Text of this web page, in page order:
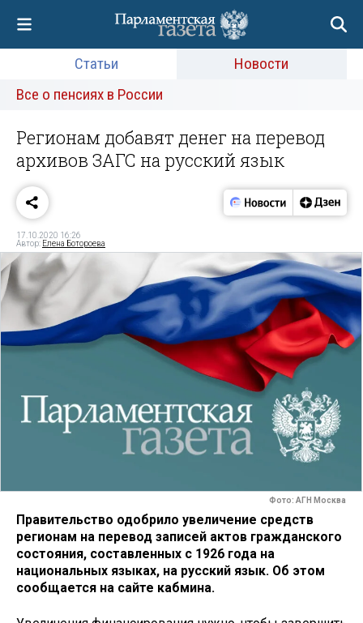
Статьи
Новости
Все о пенсиях в России
Регионам добавят денег на перевод
архивов ЗАГС на русский язык
17.10.2020 16:26
Автор: Елена Ботороева
Фото: АГН Москва
Правительство одобрило увеличение средств
регионам на перевод записей актов гражданского
состояния, составленных с 1926 года на
национальных языках, на русский язык. Об этом
сообщается на сайте кабмина.